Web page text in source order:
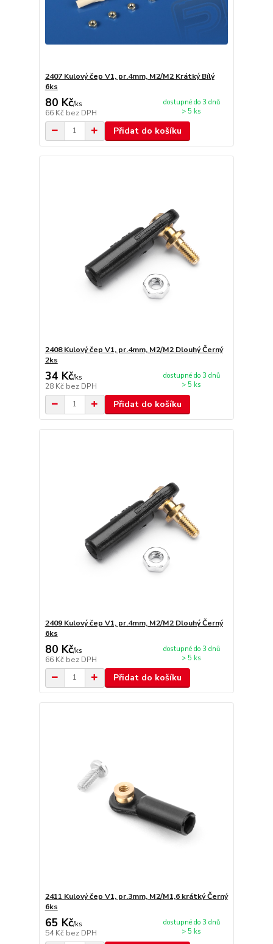
2407 Kulový čep V1, pr.4mm, M2/M2 Krátký Bílý
6ks
80 Kč/ks
66 Kč bez DPH
dostupné do 3 dnů
> 5 ks
Přidat do košíku
2408 Kulový čep V1, pr.4mm, M2/M2 Dlouhý Černý
2ks
34 Kč/ks
28 Kč bez DPH
dostupné do 3 dnů
> 5 ks
Přidat do košíku
2409 Kulový čep V1, pr.4mm, M2/M2 Dlouhý Černý
6ks
80 Kč/ks
66 Kč bez DPH
dostupné do 3 dnů
> 5 ks
Přidat do košíku
2411 Kulový čep V1, pr.3mm, M2/M1,6 krátký Černý
6ks
65 Kč/ks
54 Kč bez DPH
dostupné do 3 dnů
> 5 ks